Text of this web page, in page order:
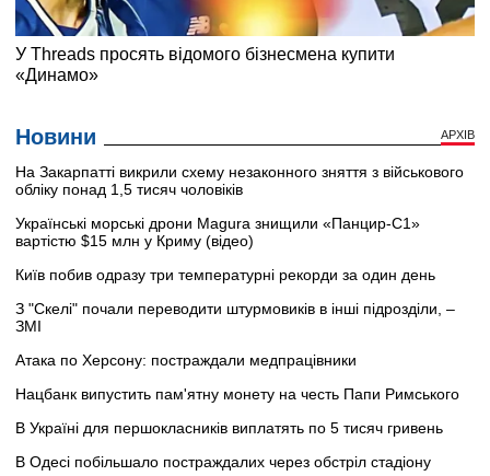
Новини АРХІВ
На Закарпатті викрили схему незаконного зняття з військового
обліку понад 1,5 тисяч чоловіків
Українські морські дрони Magura знищили «Панцир-С1»
вартістю $15 млн у Криму (відео)
Київ побив одразу три температурні рекорди за один день
З "Скелі" почали переводити штурмовиків в інші підрозділи, –
ЗМІ
Атака по Херсону: постраждали медпрацівники
Нацбанк випустить пам'ятну монету на честь Папи Римського
В Україні для першокласників виплатять по 5 тисяч гривень
В Одесі побільшало постраждалих через обстріл стадіону